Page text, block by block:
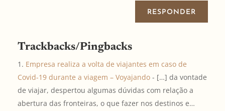
RESPONDER
Trackbacks/Pingbacks
Empresa realiza a volta de viajantes em caso de
Covid-19 durante a viagem – Voyajando- […] da vontade
de viajar, despertou algumas dúvidas com relação a
abertura das fronteiras, o que fazer nos destinos e…